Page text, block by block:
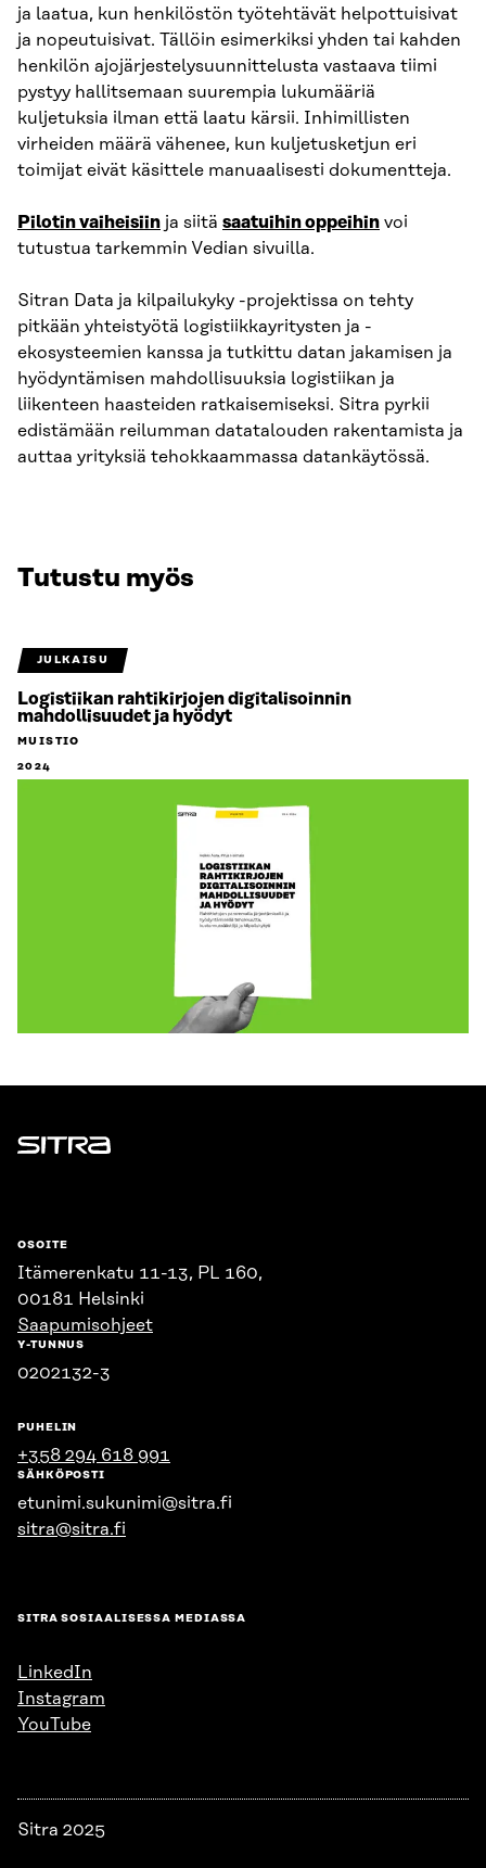
ja laatua, kun henkilöstön työtehtävät helpottuisivat
ja nopeutuisivat. Tällöin esimerkiksi yhden tai kahden
henkilön ajojärjestelysuunnittelusta vastaava tiimi
pystyy hallitsemaan suurempia lukumääriä
kuljetuksia ilman että laatu kärsii. Inhimillisten
virheiden määrä vähenee, kun kuljetusketjun eri
toimijat eivät käsittele manuaalisesti dokumentteja.
Pilotin vaiheisiin ja siitä saatuihin oppeihin voi
tutustua tarkemmin Vedian sivuilla.
Sitran Data ja kilpailukyky -projektissa on tehty
pitkään yhteistyötä logistiikkayritysten ja -
ekosysteemien kanssa ja tutkittu datan jakamisen ja
hyödyntämisen mahdollisuuksia logistiikan ja
liikenteen haasteiden ratkaisemiseksi. Sitra pyrkii
edistämään reilumman datatalouden rakentamista ja
auttaa yrityksiä tehokkaammassa datankäytössä.
Tutustu myös
JULKAISU
Logistiikan rahtikirjojen digitalisoinnin
mahdollisuudet ja hyödyt
MUISTIO
2024
Sitra
OSOITE
Itämerenkatu 11-13, PL 160,
00181 Helsinki
Saapumisohjeet
Y-TUNNUS
0202132-3
PUHELIN
+358 294 618 991
SÄHKÖPOSTI
etunimi.sukunimi@sitra.fi
sitra@sitra.fi
SITRA SOSIAALISESSA MEDIASSA
LinkedIn
Instagram
YouTube
Sitra 2025